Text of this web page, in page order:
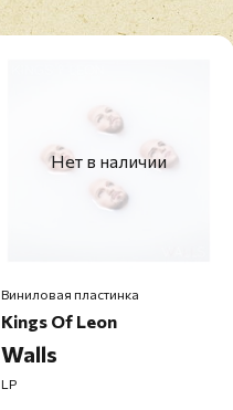
Нет в наличии
Виниловая пластинка
Kings Of Leon
Walls
LP